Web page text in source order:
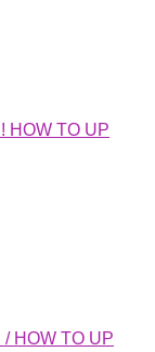
TO UP
TO UP